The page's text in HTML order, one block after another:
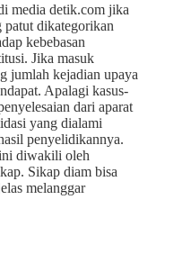
media detik.com jika
patut dikategorikan
kebebasan
Jika masuk
jumlah kejadian upaya
Apalagi kasus-
dari aparat
yang dialami
penyelidikannya.
ini diwakili oleh
Sikap diam bisa
melanggar